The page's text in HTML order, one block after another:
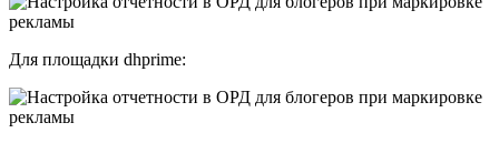
Для площадки dhprime: